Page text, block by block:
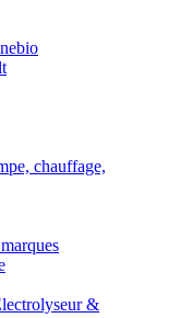
chauffage,
&